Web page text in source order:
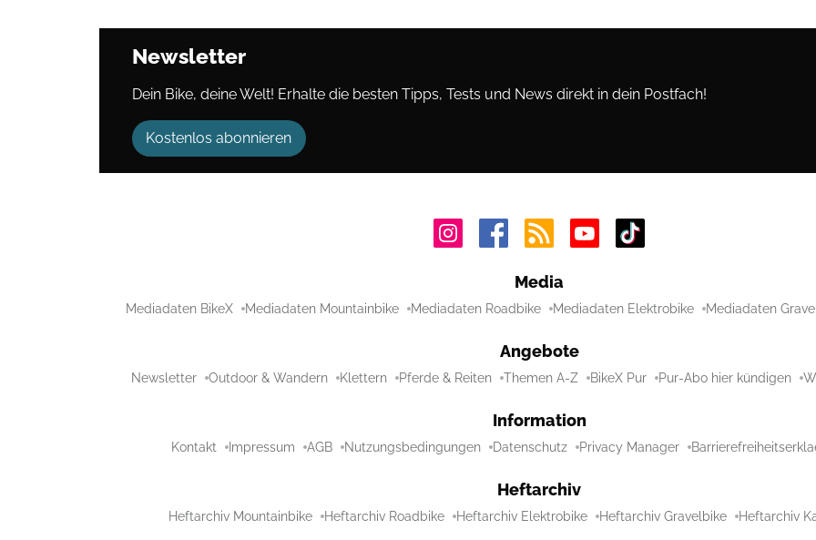
Newsletter
Dein Bike, deine Welt! Erhalte die besten Tipps, Tests und News direkt in dein Postfach!
Kostenlos abonnieren
Media
Mediadaten BikeX Mediadaten Mountainbike Mediadaten Roadbike Mediadaten Elektrobike Mediadaten
Angebote
Newsletter Outdoor & Wandern Klettern Pferde & Reiten Themen A-Z BikeX Pur Pur-Abo hier kündigen
Information
Kontakt Impressum AGB Nutzungsbedingungen Datenschutz Privacy Manager
Heftarchiv
Heftarchiv Mountainbike Heftarchiv Roadbike Heftarchiv Elektrobike Heftarchiv Gravelbike Heftarchiv